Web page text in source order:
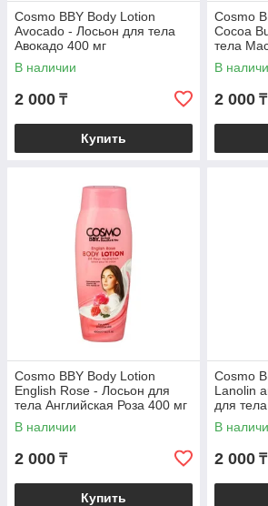
Cosmo BBY Body Lotion
Avocado - Лосьон для тела
Авокадо 400 мг
В наличии
2 000 ₸
Купить
Cosmo
Cocoa
тела
В
2 000 ₸
Cosmo BBY Body Lotion
English Rose - Лосьон для
тела Английская Роза 400 мг
В наличии
2 000 ₸
Купить
Cosmo
Lanolin
для
400 мг
В
2 000 ₸